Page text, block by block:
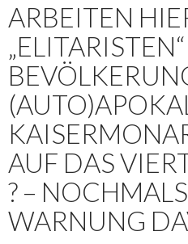
ARBEITEN
AUF DAS
? –
WARNUNG